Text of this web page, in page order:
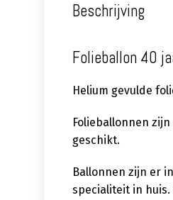
Beschrijving
Folieballon 40
Helium gevulde
Folieballonnen
geschikt.
Ballonnen zijn er
specialiteit in